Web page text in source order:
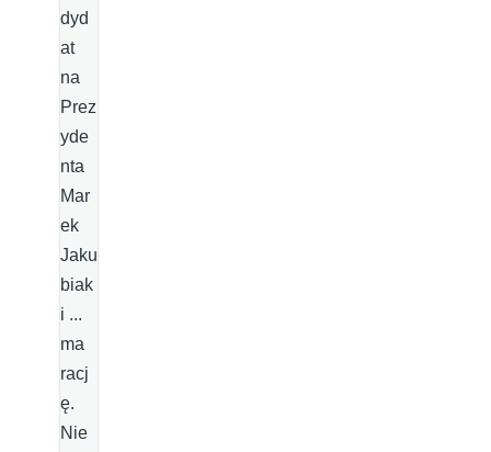
dyd
at
na
Prez
yde
nta
Mar
ek
Jaku
biak
i ...
ma
racj
ę.
Nie